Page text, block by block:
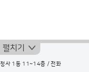
펼치기
사 1동 11~14층 / 전화